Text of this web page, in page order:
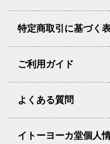
特定商取引に基づく
ご利用ガイド
よくある質問
イトーヨーカ堂個人